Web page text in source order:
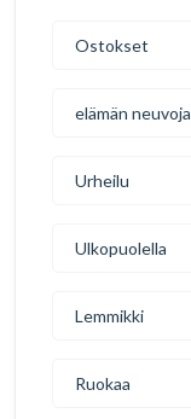
Ostokset
elämän neuvoja
Urheilu
Ulkopuolella
Lemmikki
Ruokaa